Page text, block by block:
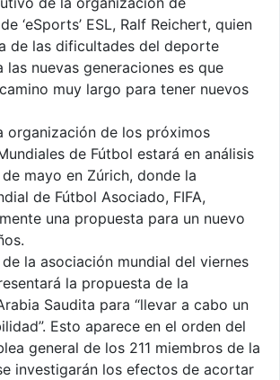
‘eSports’ ESL, Ralf Reichert, quien
de las dificultades del deporte
nuevas generaciones es que
muy largo para tener nuevos
organización de los próximos
de Fútbol estará en análisis
mayo en Zúrich, donde la
de Fútbol Asociado, FIFA,
una propuesta para un nuevo
la asociación mundial del viernes
la propuesta de la
Saudita para “llevar a cabo un
Esto aparece en el orden del
general de los 211 miembros de la
investigarán los efectos de acortar